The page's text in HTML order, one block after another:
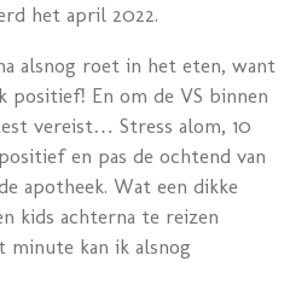
het april 2022.
alsnog roet in het eten, want
positief! En om de VS binnen
vereist… Stress alom, 10
en pas de ochtend van
apotheek. Wat een dikke
kids achterna te reizen
minute kan ik alsnog